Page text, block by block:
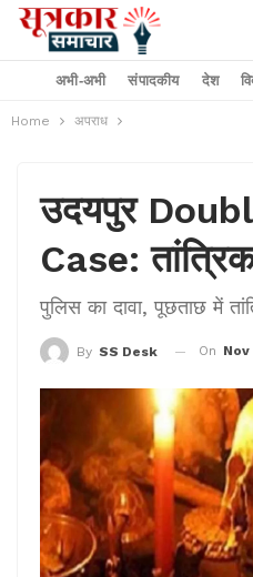
अभी-अभी संपादकीय देश
Home अपराध
उदयपुर
Case:
पुलिस का दावा, पूछताछ में
By SS Desk On